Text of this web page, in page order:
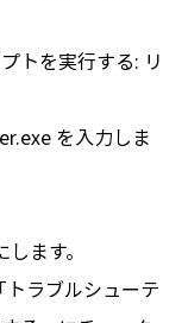
トを実行する: リ
を入力しま
ます。
ラブルシューテ